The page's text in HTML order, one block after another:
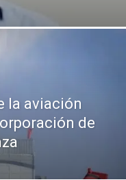
la aviación
de